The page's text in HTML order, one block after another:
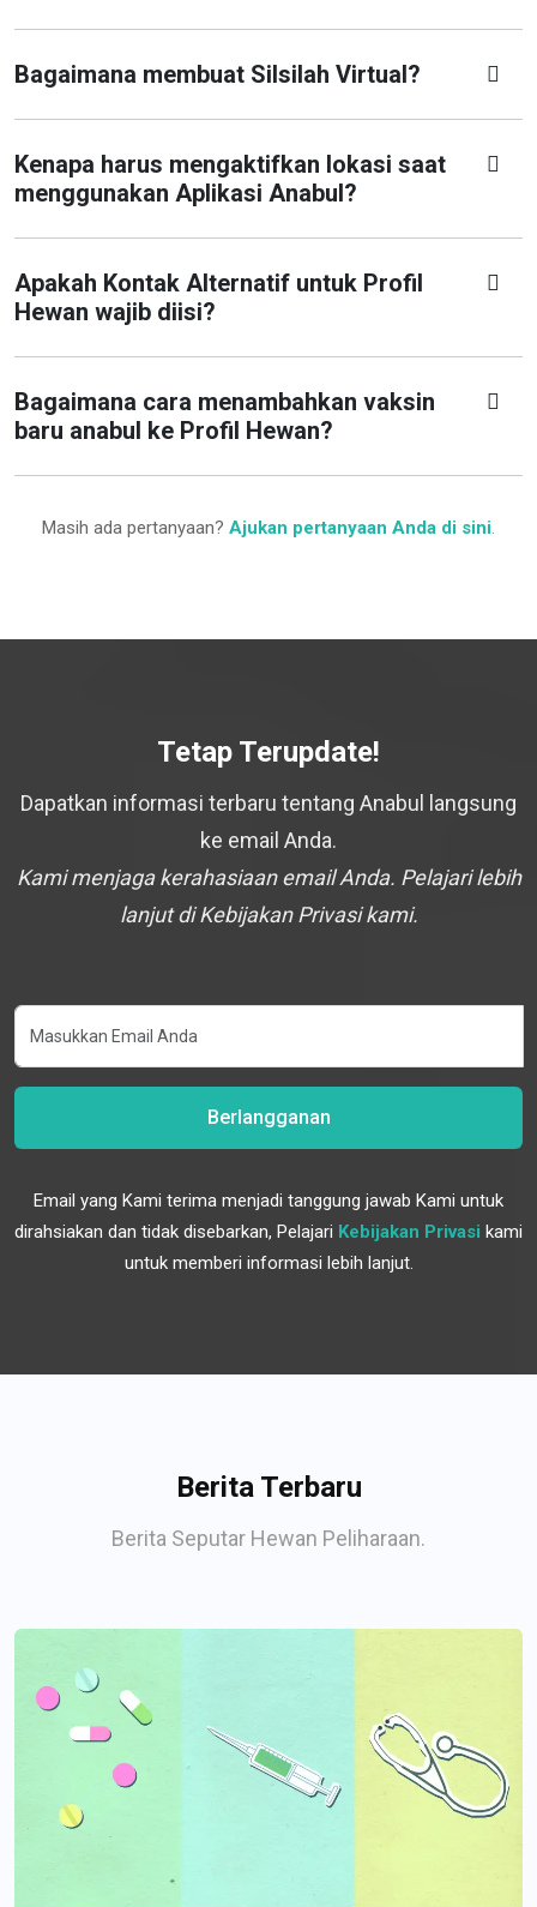
Bagaimana membuat Silsilah Virtual?
Kenapa harus mengaktifkan lokasi saat
menggunakan Aplikasi Anabul?
Apakah Kontak Alternatif untuk Profil
Hewan wajib diisi?
Bagaimana cara menambahkan vaksin
baru anabul ke Profil Hewan?
Masih ada pertanyaan? Ajukan pertanyaan Anda di sini.
Tetap Terupdate!
Dapatkan informasi terbaru tentang Anabul langsung
ke email Anda.
Kami menjaga kerahasiaan email Anda. Pelajari lebih
lanjut di Kebijakan Privasi kami.
Berlangganan
Email yang Kami terima menjadi tanggung jawab Kami untuk
dirahsiakan dan tidak disebarkan, Pelajari Kebijakan Privasi kami
untuk memberi informasi lebih lanjut.
Berita Terbaru
Berita Seputar Hewan Peliharaan.